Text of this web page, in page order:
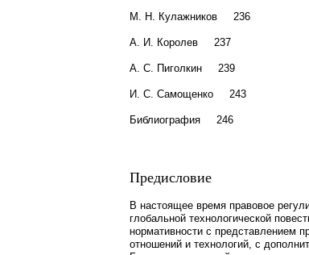
М. Н. Кулажников 236
А. И. Королев 237
А. С. Пиголкин 239
И. С. Самощенко 243
Библиография 246
Предисловие
В настоящее время правовое
глобальной технологической
нормативности с представлением
отношений и технологий, с